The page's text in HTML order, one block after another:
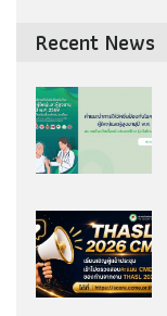
Recent News